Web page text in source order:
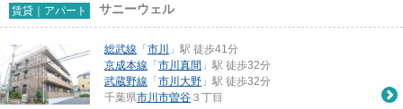
賃貸｜アパート サニーウェル
総武線 「 市川
」駅 徒歩41分
京成本線 「 市川真間 」駅 徒歩32分
武蔵野線 「 市川大野 」駅 徒歩32分
千葉県市川市曽谷 ３丁目